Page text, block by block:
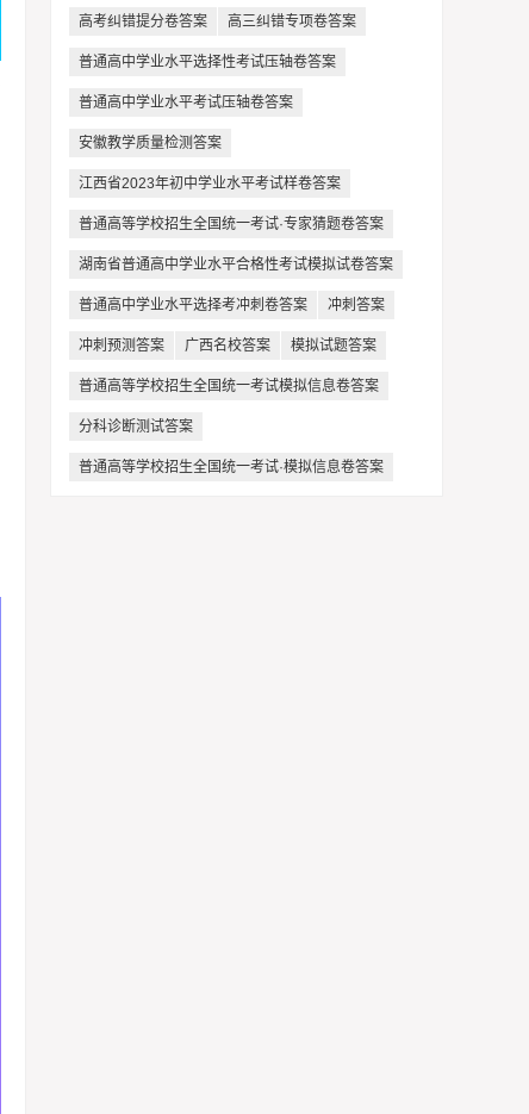
高考纠错提分卷答案 高三纠错专项卷答案
普通高中学业水平选择性考试压轴卷答案
普通高中学业水平考试压轴卷答案
安徽教学质量检测答案
江西省2023年初中学业水平考试样卷答案
普通高等学校招生全国统一考试·专家猜题卷答案
湖南省普通高中学业水平合格性考试模拟试卷答案
普通高中学业水平选择考冲刺卷答案 冲刺答案
冲刺预测答案 广西名校答案 模拟试题答案
普通高等学校招生全国统一考试模拟信息卷答案
分科诊断测试答案
普通高等学校招生全国统一考试·模拟信息卷答案